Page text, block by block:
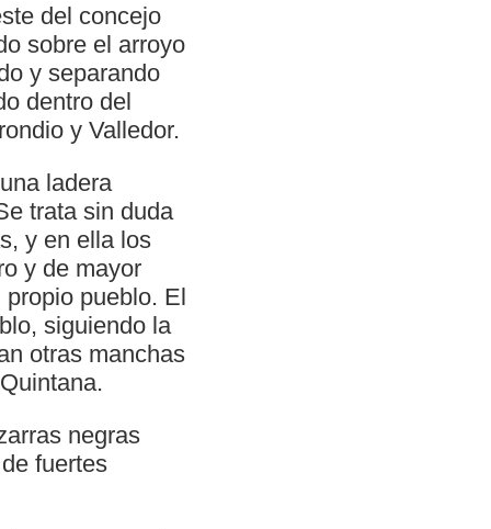
del concejo
sobre el arroyo
y separando
dentro del
y Valledor.
ladera
trata sin duda
y en ella los
y de mayor
pueblo. El
siguiendo la
otras manchas
negras
fuertes